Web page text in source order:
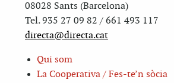
08028 Sants (Barcelona)
Tel. 935 27 09 82 / 661 493 117
directa@directa.cat
Qui som
La Cooperativa / Fes-te’n sòcia